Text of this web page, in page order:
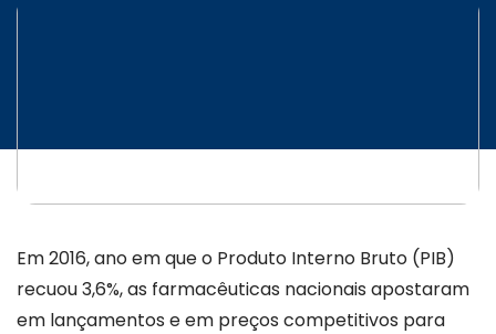
Em 2016, ano em que o Produto Interno Bruto (PIB)
recuou 3,6%, as farmacêuticas nacionais apostaram
em lançamentos e em preços competitivos para